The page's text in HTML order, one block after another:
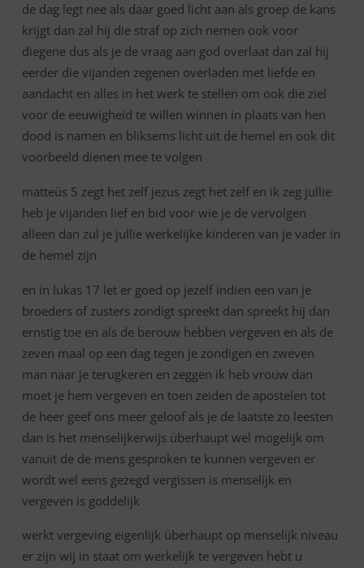
de dag legt nee als daar goed licht aan als groep de kans
krijgt dan zal hij die straf op zich nemen ook voor
diegene dus als je de vraag aan god overlaat dan zal hij
eerder die vijanden zegenen overladen met liefde en
aandacht en alles in het werk te stellen om ook die ziel
voor de eeuwigheid te willen winnen in plaats van hen
dood is namen en bliksems licht uit de hemel en ook dit
voorbeeld dienen mee te volgen
matteüs 5 zegt het zelf jezus zegt het zelf en ik zeg jullie
heb je vijanden lief en bid voor wie je de vervolgen
alleen dan zul je jullie werkelijke kinderen van je vader in
de hemel zijn
en in lukas 17 let er goed op jezelf indien een van je
broeders of zusters zondigt spreekt dan spreekt hij dan
ernstig toe en als de berouw hebben vergeven en als de
zeven maal op een dag tegen je zondigen en zweven
man naar je terugkeren en zeggen ik heb vrouw dan
moet je hem vergeven en toen zeiden de apostelen tot
de heer geef ons meer geloof als je de laatste zo leesten
dan is het menselijkerwijs überhaupt wel mogelijk om
vanuit de de mens gesproken te kunnen vergeven er
wordt wel eens gezegd vergissen is menselijk en
vergeven is goddelijk
werkt vergeving eigenlijk überhaupt op menselijk niveau
er zijn wij in staat om werkelijk te vergeven hebt u